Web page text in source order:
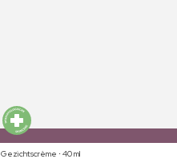
Gezichtscrème ⋅ 40 ml